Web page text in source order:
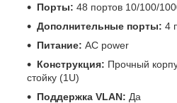
Порты: 48 портов 10/100/
Дополнительные порты: 4
Питание: AC power
Конструкция: Прочный
стойку (1U)
Поддержка VLAN: Да